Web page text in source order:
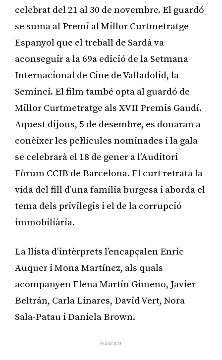
celebrat del 21 al 30 de novembre. El guardó
se suma al Premi al Millor Curtmetratge
Espanyol que el treball de Sardà va
aconseguir a la 69a edició de la Setmana
Internacional de Cine de Valladolid, la
Seminci. El film també opta al guardó de
Millor Curtmetratge als XVII Premis Gaudí.
Aquest dijous, 5 de desembre, es donaran a
conèixer les pel·lícules nominades i la gala
se celebrarà el 18 de gener a l’Auditori
Fòrum CCIB de Barcelona. El curt retrata la
vida del fill d’una família burgesa i aborda el
tema dels privilegis i el de la corrupció
immobiliària.
La llista d’intèrprets l’encapçalen Enric
Auquer i Mona Martínez, als quals
acompanyen Elena Martín Gimeno, Javier
Beltrán, Carla Linares, David Vert, Nora
Sala-Patau i Daniela Brown.
Publicitat